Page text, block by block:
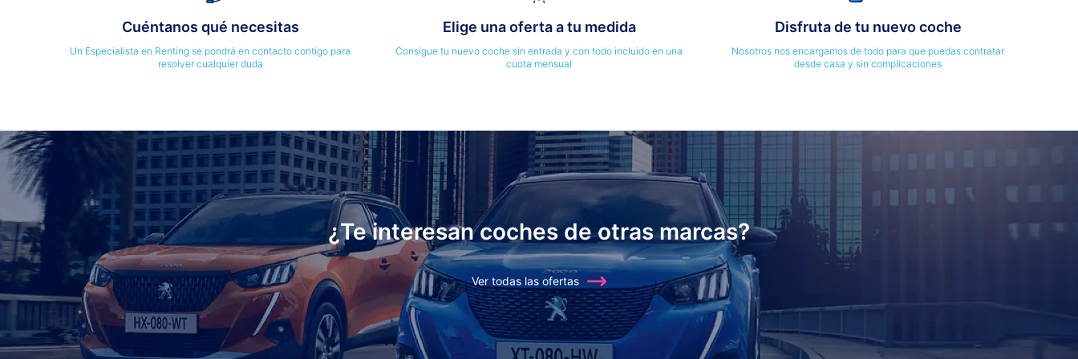
Cuéntanos qué necesitas
Un Especialista en Renting se pondrá en contacto contigo para
resolver cualquier duda
Elige una oferta a tu medida
Consigue tu nuevo coche sin entrada y con todo incluido en una
cuota mensual
Disfruta de tu nuevo coche
Nosotros nos encargamos de todo para que puedas contratar
desde casa y sin complicaciones
¿Te interesan coches de otras marcas?
Ver todas las ofertas